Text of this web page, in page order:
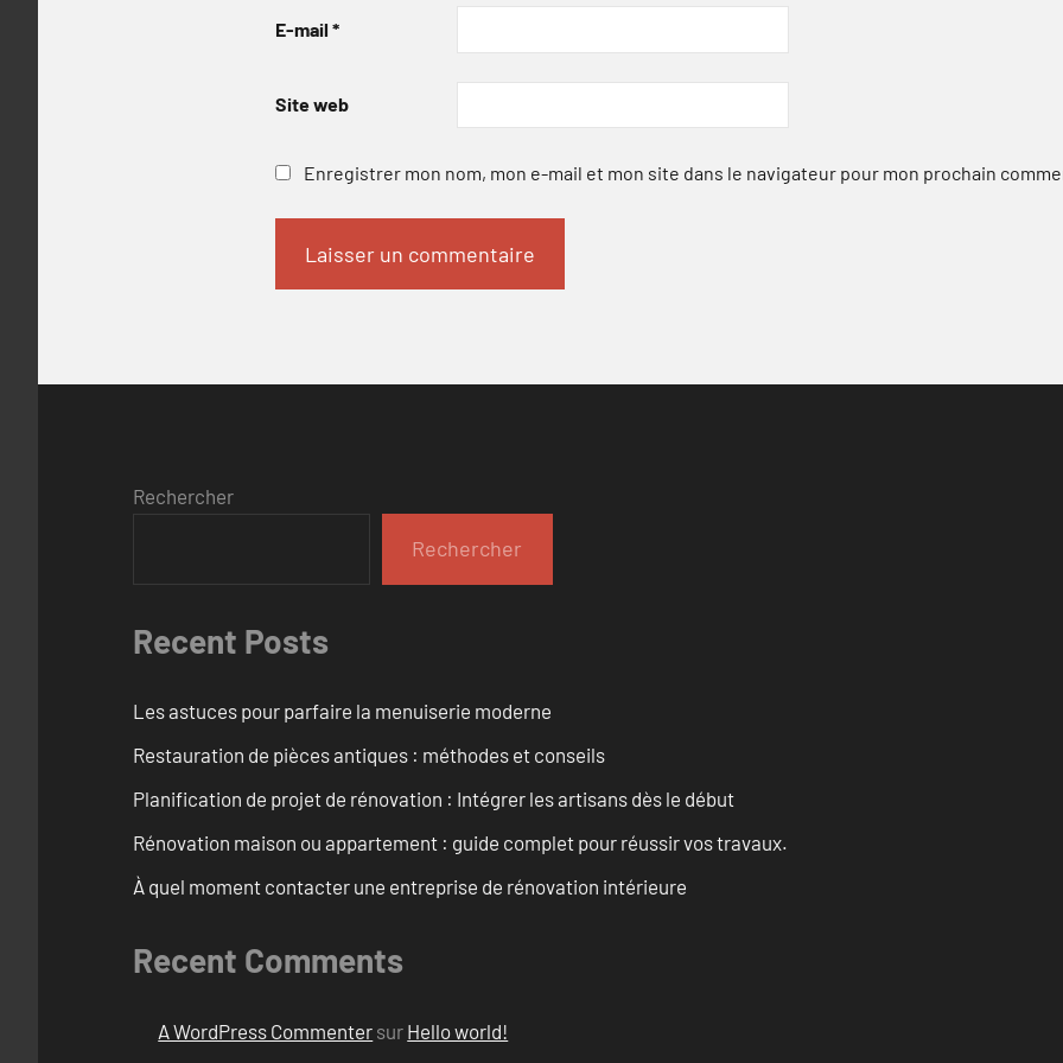
E-mail *
Site web
Enregistrer mon nom, mon e-mail et mon site dans le navigateur pour mon prochain
Rechercher
Rechercher
Recent Posts
Les astuces pour parfaire la menuiserie moderne
Restauration de pièces antiques : méthodes et conseils
Planification de projet de rénovation : Intégrer les artisans dès le début
Rénovation maison ou appartement : guide complet pour réussir vos travaux.
À quel moment contacter une entreprise de rénovation intérieure
Recent Comments
A WordPress Commenter sur Hello world!